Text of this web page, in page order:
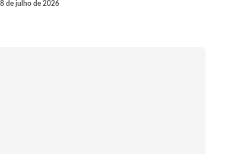
8 de julho de 2026